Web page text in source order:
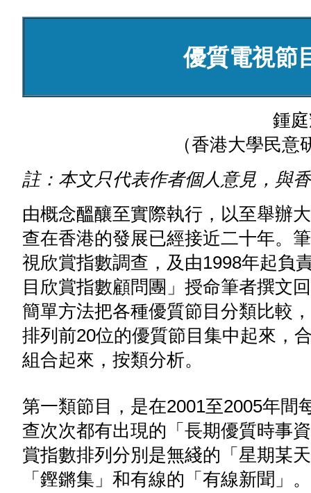
優質電視節
鍾
（香港大學民意
註：本文只代表作者個人意見，與
由概念醞釀至實際執行，以至舉辦
查在香港的發展已經接近二十年。
視欣賞指數調查，及由1998年起負
目欣賞指數顧問團」授命筆者撰文
簡單方法把各種優質節目分類比較
排列前20位的優質節目集中起來，
組合起來，按類分析。
第一類節目，是在2001至2005年間
查次次都有出現的「長期優質時事
賞指數排列分別是無綫的「星期某
「鏗鏘集」和有線的「有線新聞」